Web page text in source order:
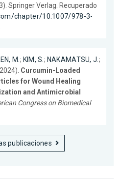
Springer Verlag. Recuperado
chapter/10.1007/978-3-
M. ; KIM, S. ; NAKAMATSU, J. ;
Curcumin-Loaded
for Wound Healing
and Antimicrobial
Congress on Biomedical
publicaciones